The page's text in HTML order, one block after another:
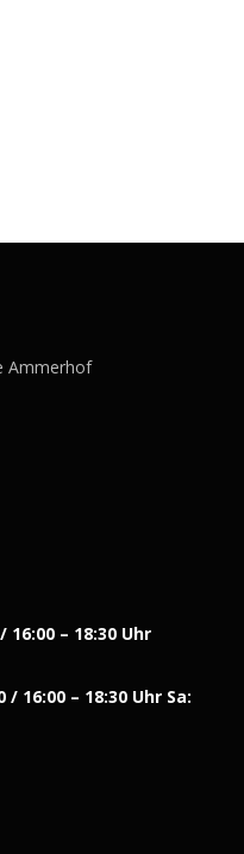
Ammerhof
16:00 – 18:30 Uhr
/ 16:00 – 18:30 Uhr Sa: